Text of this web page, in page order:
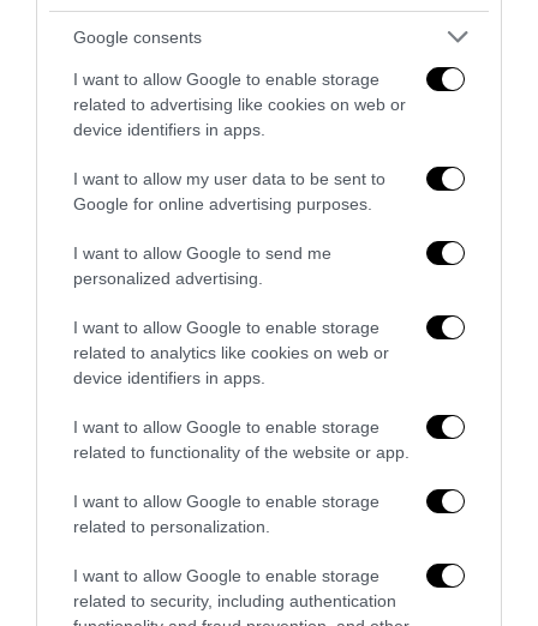
Google consents
I want to allow Google to enable storage
related to advertising like cookies on web or
device identifiers in apps.
I want to allow my user data to be sent to
Google for online advertising purposes.
I want to allow Google to send me
personalized advertising.
I want to allow Google to enable storage
related to analytics like cookies on web or
device identifiers in apps.
I want to allow Google to enable storage
related to functionality of the website or app.
I want to allow Google to enable storage
related to personalization.
I want to allow Google to enable storage
related to security, including authentication
veto del disordine
La Camera boccia il patentino antifascista per parlare a
Montecitorio: palo clamoroso del Pd
5 Agosto 2026